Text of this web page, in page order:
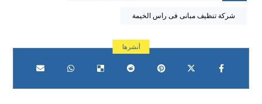
شركة تنظيف مبانى فى راس الخيمة